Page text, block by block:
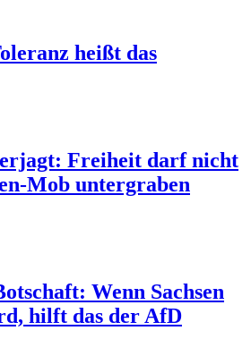
heißt das
Freiheit darf nicht
Mob untergraben
Wenn Sachsen
hilft das der AfD